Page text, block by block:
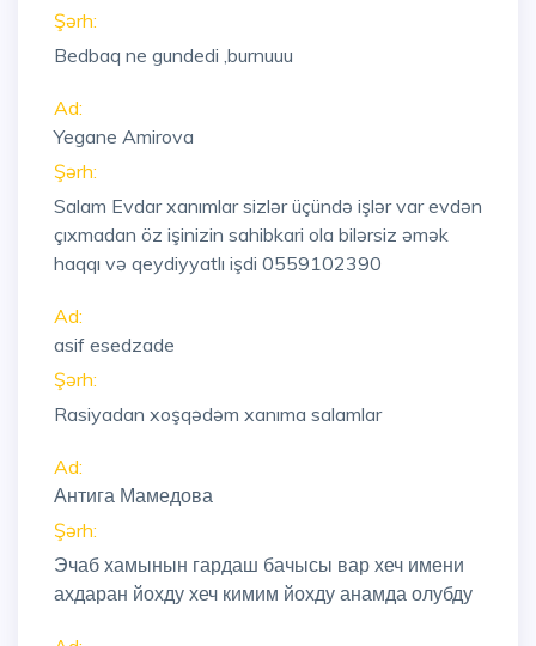
Şərh:
Bedbaq ne gundedi ,burnuuu
Ad:
Yegane Amirova
Şərh:
Salam Evdar xanımlar sizlər üçündə işlər var evdən
çıxmadan öz işinizin sahibkari ola bilərsiz əmək
haqqı və qeydiyyatlı işdi 0559102390
Ad:
asif esedzade
Şərh:
Rasiyadan xoşqədəm xanıma salamlar
Ad:
Антига Мамедова
Şərh:
Эчаб хамынын гардаш бачысы вар хеч имени
ахдаран йохду хеч кимим йохду анамда олубду